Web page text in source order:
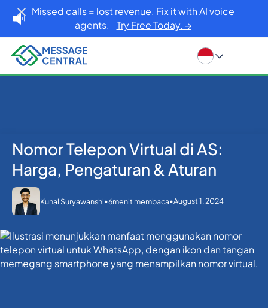
Missed calls = lost revenue. Fix it with AI voice
agents. Try Free Today. →
Rumah Blog
API SMS
Nomor Telepon Virtual di AS: Harga, Pengaturan &
Aturan
Nomor Telepon Virtual di AS:
Harga, Pengaturan & Aturan
Kunal Suryawanshi•6menit membaca•August 1, 2024